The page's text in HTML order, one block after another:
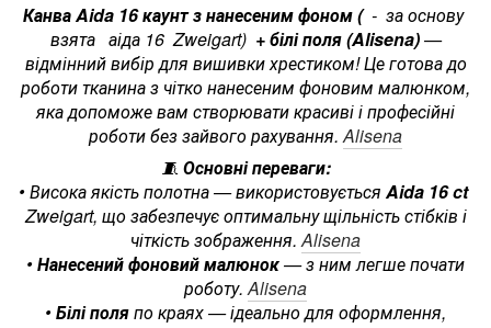
Канва Aida 16 каунт з нанесеним фоном (- за основу
взята аіда 16 Zweigart) + білі поля (Alisena)—
відмінний вибір для вишивки хрестиком! Це готова до
роботи тканина з чітко нанесеним фоновим малюнком,
яка допоможе вам створювати красиві і професійні
роботи без зайвого рахування. Alisena
🧵 Основні переваги:
• Висока якість полотна — використовується Aida 16 ct
Zweigart, що забезпечує оптимальну щільність стібків і
чіткість зображення. Alisena
•Нанесений фоновий малюнок— з ним легше почати
роботу. Alisena
•Білі поляпо краях — ідеально для оформлення,